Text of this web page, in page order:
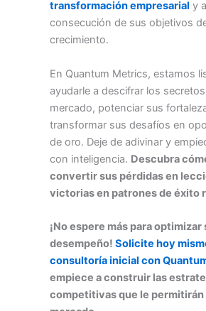
transformación empresarial y
consecución de sus objetivos
crecimiento.
En Quantum Metrics, estamos
ayudarle a descifrar los
mercado, potenciar sus
transformar sus desafíos en
de oro. Deje de adivinar y
con inteligencia. Descubra
convertir sus pérdidas en
victorias en patrones de éxito
¡No espere más para optimizar
desempeño! Solicite hoy
consultoría inicial con
empiece a construir las
competitivas que le permitirán